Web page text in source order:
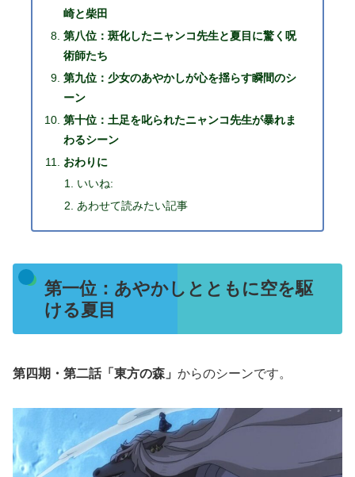
崎と柴田
第八位：斑化したニャンコ先生と夏目に驚く呪
術師たち
第九位：少女のあやかしが心を揺らす瞬間のシ
ーン
第十位：土足を叱られたニャンコ先生が暴れま
わるシーン
おわりに
いいね:
あわせて読みたい記事
第一位：あやかしとともに空を駆
ける夏目
第四期・第二話「東方の森」 からのシーンです。